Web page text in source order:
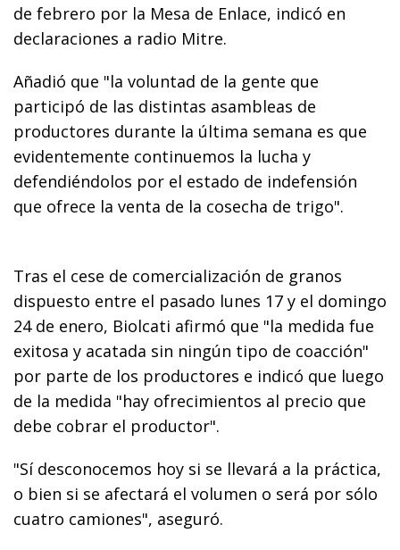
de febrero por la Mesa de Enlace, indicó en
declaraciones a radio Mitre.
Añadió que "la voluntad de la gente que
participó de las distintas asambleas de
productores durante la última semana es que
evidentemente continuemos la lucha y
defendiéndolos por el estado de indefensión
que ofrece la venta de la cosecha de trigo".
Tras el cese de comercialización de granos
dispuesto entre el pasado lunes 17 y el domingo
24 de enero, Biolcati afirmó que "la medida fue
exitosa y acatada sin ningún tipo de coacción"
por parte de los productores e indicó que luego
de la medida "hay ofrecimientos al precio que
debe cobrar el productor".
"Sí desconocemos hoy si se llevará a la práctica,
o bien si se afectará el volumen o será por sólo
cuatro camiones", aseguró.